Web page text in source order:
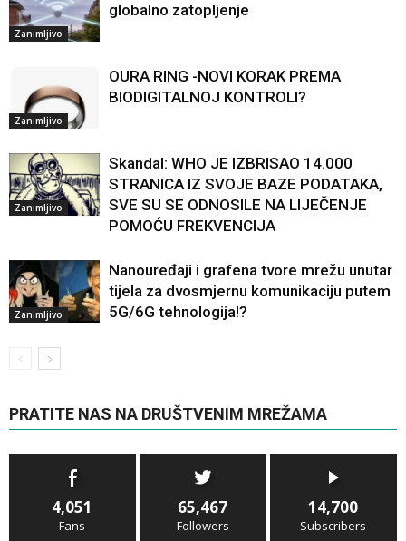
Zanimljivo
globalno zatopljenje
Zanimljivo
OURA RING -NOVI KORAK PREMA
BIODIGITALNOJ KONTROLI?
Zanimljivo
Skandal: WHO JE IZBRISAO 14.000
STRANICA IZ SVOJE BAZE PODATAKA,
SVE SU SE ODNOSILE NA LIJEČENJE
POMOĆU FREKVENCIJA
Zanimljivo
Nanouređaji i grafena tvore mrežu unutar
tijela za dvosmjernu komunikaciju putem
5G/6G tehnologija!?
PRATITE NAS NA DRUŠTVENIM MREŽAMA
4,051
Fans
65,467
Followers
14,700
Subscribers